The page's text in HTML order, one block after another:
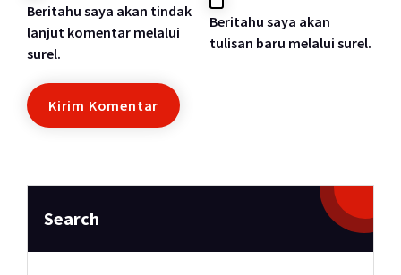
Beritahu saya akan tindak
lanjut komentar melalui
surel.
Beritahu saya akan
tulisan baru melalui surel.
Search